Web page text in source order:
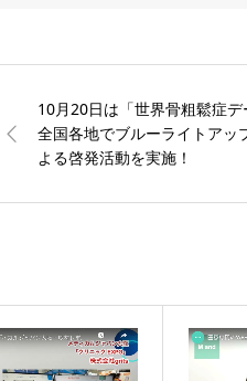
10月20日は「世界骨粗鬆症デ
全国各地でブルーライトアッ
よる啓発活動を実施！